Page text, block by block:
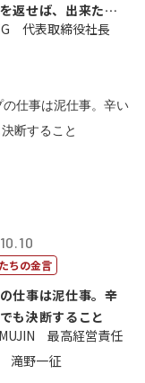
返せば、出来たら
るとい...
代表取締役社長
ちの金言
仕事は泥仕事。辛
も決断すること
MUJIN 最高経営責任
滝野一征